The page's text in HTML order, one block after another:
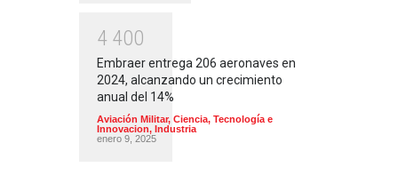
4 400
Embraer entrega 206 aeronaves en
2024, alcanzando un crecimiento
anual del 14%
Aviación Militar, Ciencia, Tecnología e
Innovacion, Industria
enero 9, 2025